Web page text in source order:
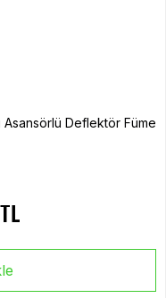
Asansörlü Deflektör Füme